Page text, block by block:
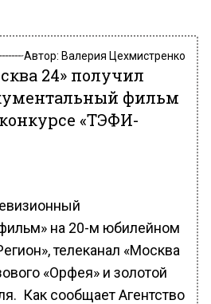
Автор: Валерия Цехмистренко
24» получил
фильм
«ТЭФИ-
на 20-м юбилейном
телеканал «Москва
«Орфея» и золотой
Как сообщает Агентство